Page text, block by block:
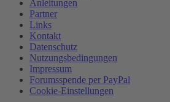
Anleitungen
Partner
Links
Kontakt
Datenschutz
Nutzungsbedingungen
Impressum
Forumsspende per PayPal
Cookie-Einstellungen